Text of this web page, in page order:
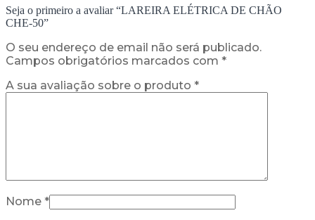
Seja o primeiro a avaliar “LAREIRA ELÉTRICA DE CHÃO
CHE-50”
O seu endereço de email não será publicado.
Campos obrigatórios marcados com *
A sua avaliação sobre o produto *
Nome *